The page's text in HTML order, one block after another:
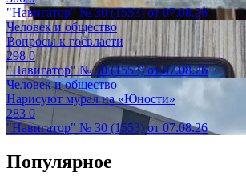
"Навигатор" № 30 (1553) от 07.08.26
Человек и общество
Вопросы к госвласти
2980
"Навигатор" № 30 (1553) от 07.08.26
Человек и общество
Нарисуют мурал на «Юности»
283 0
"Навигатор" № 30 (1553) от 07.08.26
Популярное